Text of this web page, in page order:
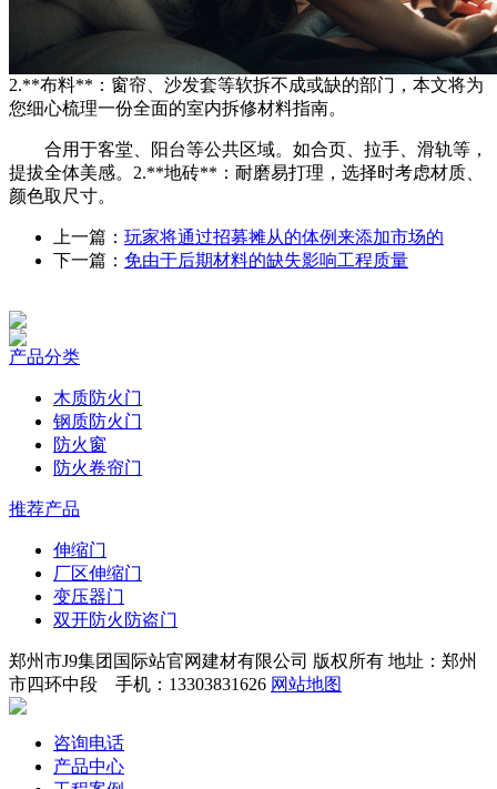
2.**布料**：窗帘、沙发套等软拆不成或缺的部门，本文将为
您细心梳理一份全面的室内拆修材料指南。
合用于客堂、阳台等公共区域。如合页、拉手、滑轨等，
提拔全体美感。2.**地砖**：耐磨易打理，选择时考虑材质、
颜色取尺寸。
上一篇： 玩家将通过招募摊从的体例来添加市场的
下一篇： 免由于后期材料的缺失影响工程质量
产品分类
木质防火门
钢质防火门
防火窗
防火卷帘门
推荐产品
伸缩门
厂区伸缩门
变压器门
双开防火防盗门
郑州市J9集团国际站官网建材有限公司 版权所有 地址：郑州
市四环中段 手机：13303831626 网站地图
咨询电话
产品中心